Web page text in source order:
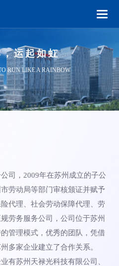
运起如虹
RUN LIKE A RAINBOW
司， 2009年在苏州成立的子公
劳动局等部门审核颁证并赋予
代理、社会劳动保障代理、劳
劳务服务公司，公司位于苏州
管理模式，优秀的团队，凭借
多家企业建立了合作关系。
有苏州天禄光科技有限公司、